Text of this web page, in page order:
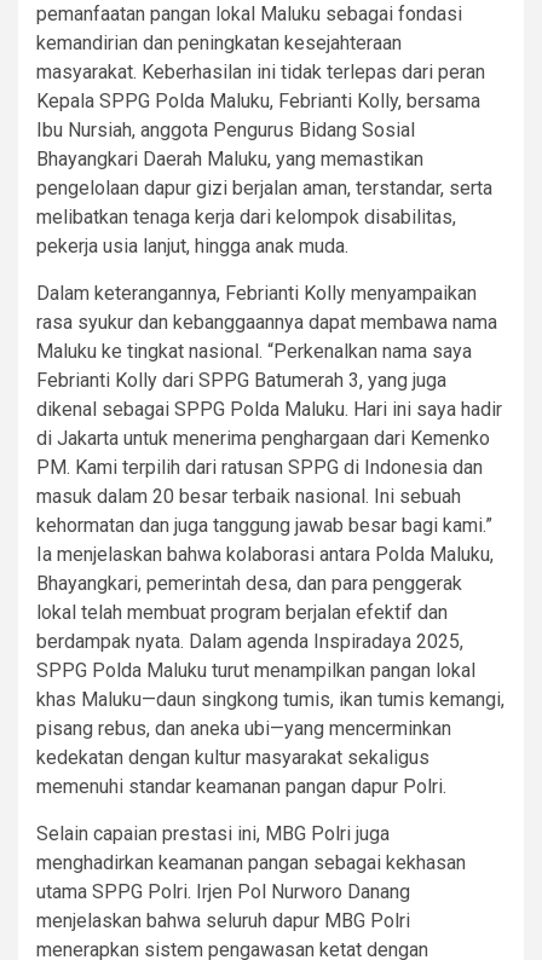
pemanfaatan pangan lokal Maluku sebagai fondasi
kemandirian dan peningkatan kesejahteraan
masyarakat. Keberhasilan ini tidak terlepas dari peran
Kepala SPPG Polda Maluku, Febrianti Kolly, bersama
Ibu Nursiah, anggota Pengurus Bidang Sosial
Bhayangkari Daerah Maluku, yang memastikan
pengelolaan dapur gizi berjalan aman, terstandar, serta
melibatkan tenaga kerja dari kelompok disabilitas,
pekerja usia lanjut, hingga anak muda.
Dalam keterangannya, Febrianti Kolly menyampaikan
rasa syukur dan kebanggaannya dapat membawa nama
Maluku ke tingkat nasional. “Perkenalkan nama saya
Febrianti Kolly dari SPPG Batumerah 3, yang juga
dikenal sebagai SPPG Polda Maluku. Hari ini saya hadir
di Jakarta untuk menerima penghargaan dari Kemenko
PM. Kami terpilih dari ratusan SPPG di Indonesia dan
masuk dalam 20 besar terbaik nasional. Ini sebuah
kehormatan dan juga tanggung jawab besar bagi kami.”
Ia menjelaskan bahwa kolaborasi antara Polda Maluku,
Bhayangkari, pemerintah desa, dan para penggerak
lokal telah membuat program berjalan efektif dan
berdampak nyata. Dalam agenda Inspiradaya 2025,
SPPG Polda Maluku turut menampilkan pangan lokal
khas Maluku—daun singkong tumis, ikan tumis kemangi,
pisang rebus, dan aneka ubi—yang mencerminkan
kedekatan dengan kultur masyarakat sekaligus
memenuhi standar keamanan pangan dapur Polri.
Selain capaian prestasi ini, MBG Polri juga
menghadirkan keamanan pangan sebagai kekhasan
utama SPPG Polri. Irjen Pol Nurworo Danang
menjelaskan bahwa seluruh dapur MBG Polri
menerapkan sistem pengawasan ketat dengan